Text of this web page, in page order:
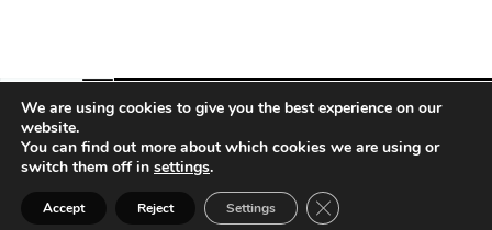
Vienna | Beijing | Shanghai | Hong Kong | Riyadh
We are using cookies to give you the best experience on our
website.
You can find out more about which cookies we are using or
switch them off in settings.
Accept Reject Settings Close GDPR Cookie